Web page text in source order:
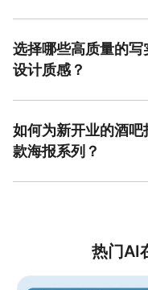
计。
主题化装舞会，则需运用
造神秘奇幻的氛围。在每
保视觉元素与活动核心内
目标客群。美图设计室拥
度。
将活动主题作为主标题，
期、地点和嘉宾信息作为
提示则作为辅助信息，使
运用对齐方式，如居中对
更具动感。此外，将文字
文字穿透酒杯或沿着霓虹
和整体性。一个成功的酒
选择哪些高质量的
设计质感？
果的新鲜度以及杯壁的水
其次是具有氛围感的灯光
的柔和温暖，这些光影元
地增强画面的真实感和触
如何为新开业的酒
款海报系列？
以围绕“开业庆典”、“每周
构、字体规范和滤镜效果
热门AI